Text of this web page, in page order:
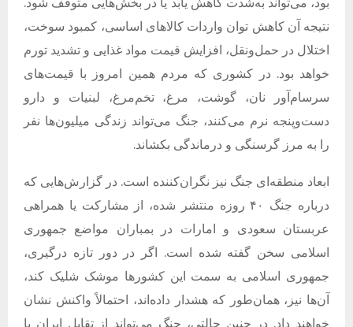
نتیجه آن کاهش توان واردات کالاهای اساسی، کمبود سوخت،
اختلال در حمل‌ونقل، افزایش قیمت مواد غذایی و تشدید تورم
خواهد بود. در کشوری که مردم همین امروز با قیمت‌های
سرسام‌آور نان، گوشت، مرغ، تخم‌مرغ، لبنیات و دارو
دست‌وپنجه نرم می‌کنند، جنگ می‌تواند زندگی میلیون‌ها نفر
را به مرز گرسنگی و درماندگی بکشاند.
ابعاد منطقه‌ای جنگ نیز نگران‌کننده است. در گزارش‌هایی که
درباره جنگ ۴۰ روزه منتشر شده، از مشارکت یا همراهی
عربستان سعودی و امارات در بمباران مواضع جمهوری
اسلامی سخن گفته شده است. اگر در دور تازه درگیری،
جمهوری اسلامی به سمت این کشورها موشک شلیک کند،
آن‌ها نیز، همان‌طور که هشدار داده‌اند، احتمالاً واکنش نشان
خواهند داد. در چنین حالتی، جنگ می‌تواند از تقابل ایران با